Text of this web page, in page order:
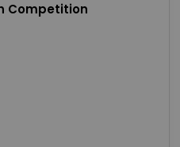
Competition